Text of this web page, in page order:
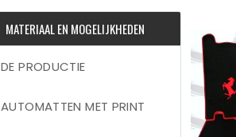
MATERIAAL EN MOGELIJKHEDEN
DE PRODUCTIE
AUTOMATTEN MET PRINT